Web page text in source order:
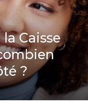
Caisse
?